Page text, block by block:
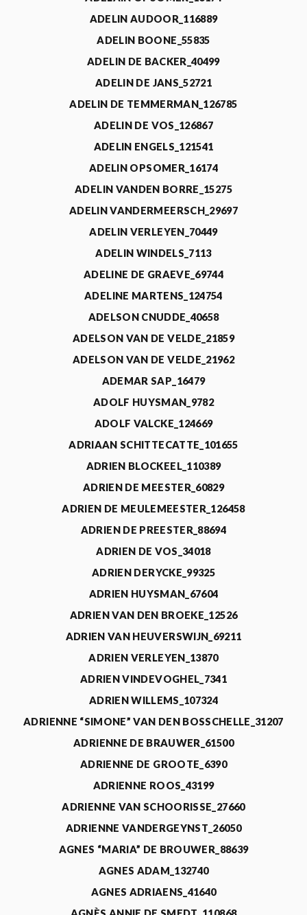
ADELIN AUDOOR_116889
ADELIN BOONE_55835
ADELIN DE BACKER_40499
ADELIN DE JANS_52721
ADELIN DE TEMMERMAN_126785
ADELIN DE VOS_126867
ADELIN ENGELS_121541
ADELIN OPSOMER_16174
ADELIN VANDEN BORRE_15275
ADELIN VANDERMEERSCH_29697
ADELIN VERLEYEN_70449
ADELIN WINDELS_7113
ADELINE DE GRAEVE_69744
ADELINE MARTENS_124754
ADELSON CNUDDE_40658
ADELSON VAN DE VELDE_21859
ADELSON VAN DE VELDE_21962
ADEMAR SAP_16479
ADOLF HUYSMAN_9782
ADOLF VALCKE_124669
ADRIAAN SCHITTECATTE_101655
ADRIEN BLOCKEEL_110389
ADRIEN DE MEESTER_60829
ADRIEN DE MEULEMEESTER_126458
ADRIEN DE PREESTER_88694
ADRIEN DE VOS_34018
ADRIEN DERYCKE_99325
ADRIEN HUYSMAN_67604
ADRIEN VAN DEN BROEKE_12526
ADRIEN VAN HEUVERSWIJN_69211
ADRIEN VERLEYEN_13870
ADRIEN VINDEVOGHEL_7341
ADRIEN WILLEMS_107324
ADRIENNE “SIMONE” VAN DEN BOSSCHELLE_31207
ADRIENNE DE BRAUWER_61500
ADRIENNE DE GROOTE_6390
ADRIENNE ROOS_43199
ADRIENNE VAN SCHOORISSE_27660
ADRIENNE VANDERGEYNST_26050
AGNES “MARIA” DE BROUWER_88639
AGNES ADAM_132740
AGNES ADRIAENS_41640